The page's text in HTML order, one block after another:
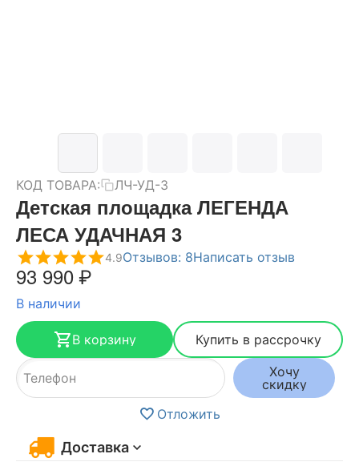
КОД ТОВАРА: ЛЧ-УД-3
Детская площадка ЛЕГЕНДА
ЛЕСА УДАЧНАЯ 3
4.9Отзывов: 8Написать отзыв
93 990₽
В наличии
В корзину
Купить в рассрочку
Хочу
скидку
Отложить
Доставка